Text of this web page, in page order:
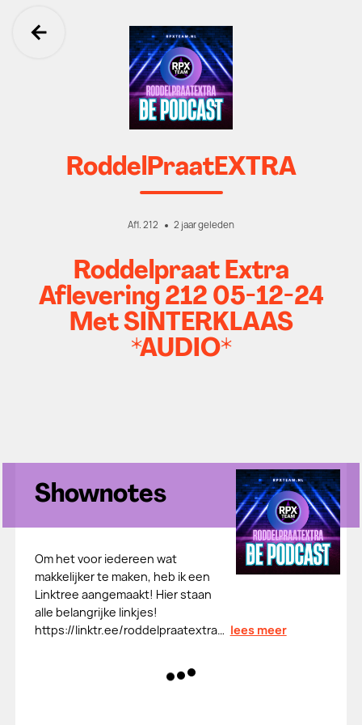
Ga terug
RoddelPraatEXTRA
Afl. 212 2 jaar geleden
Roddelpraat Extra
Aflevering 212 05-12-24
Met SINTERKLAAS
*AUDIO*
Shownotes
Om het voor iedereen wat
makkelijker te maken, heb ik een
Linktree aangemaakt! Hier staan
alle belangrijke linkjes!
⁠⁠⁠⁠⁠⁠⁠⁠⁠https://linktr.ee/roddelpraatextra… lees meer